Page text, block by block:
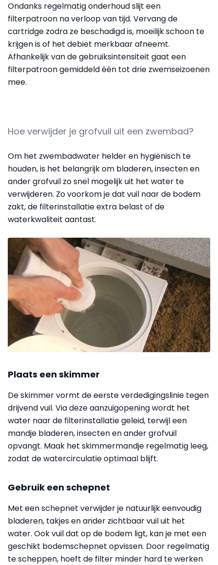
Ondanks regelmatig onderhoud slijt een
filterpatroon na verloop van tijd. Vervang de
cartridge zodra ze beschadigd is, moeilijk schoon te
krijgen is of het debiet merkbaar afneemt.
Afhankelijk van de gebruiksintensiteit gaat een
filterpatroon gemiddeld één tot drie zwemseizoenen
mee.
Hoe verwijder je grofvuil uit een zwembad?
Om het zwembadwater helder en hygiënisch te
houden, is het belangrijk om bladeren, insecten en
ander grofvuil zo snel mogelijk uit het water te
verwijderen. Zo voorkom je dat vuil naar de bodem
zakt, de filterinstallatie extra belast of de
waterkwaliteit aantast.
Plaats een skimmer
De skimmer vormt de eerste verdedigingslinie tegen
drijvend vuil. Via deze aanzuigopening wordt het
water naar de filterinstallatie geleid, terwijl een
mandje bladeren, insecten en ander grofvuil
opvangt. Maak het skimmermandje regelmatig leeg,
zodat de watercirculatie optimaal blijft.
Gebruik een schepnet
Met een schepnet verwijder je natuurlijk eenvoudig
bladeren, takjes en ander zichtbaar vuil uit het
water. Ook vuil dat op de bodem ligt, kan je met een
geschikt bodemschepnet opvissen. Door regelmatig
te scheppen, hoeft de filter minder hard te werken